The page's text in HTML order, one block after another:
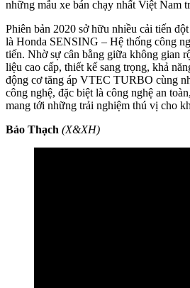
những mẫu xe bán chạy nhất Việt Nam
Phiên bản 2020 sở hữu nhiều cải tiến
là Honda SENSING – Hệ thống công
tiến. Nhờ sự cân bằng giữa không gian
liệu cao cấp, thiết kế sang trọng, khả
động cơ tăng áp VTEC TURBO cùng
công nghệ, đặc biệt là công nghệ an
mang tới những trải nghiệm thú vị cho
Bảo Thạch (X&XH)